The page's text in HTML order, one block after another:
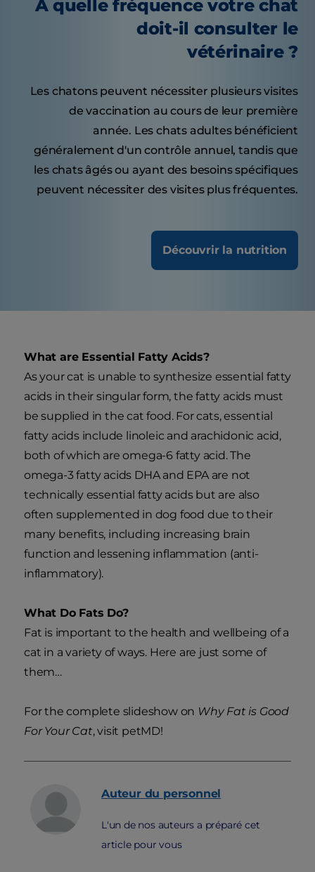
À quelle fréquence votre chat
doit-il consulter le
vétérinaire ?
Les chatons peuvent nécessiter plusieurs visites
de vaccination au cours de leur première
année. Les chats adultes bénéficient
généralement d'un contrôle annuel, tandis que
les chats âgés ou ayant des besoins spécifiques
peuvent nécessiter des visites plus fréquentes.
Découvrir la nutrition
What are Essential Fatty Acids?
As your cat is unable to synthesize essential fatty
acids in their singular form, the fatty acids must
be supplied in the cat food. For cats, essential
fatty acids include linoleic and arachidonic acid,
both of which are omega-6 fatty acid. The
omega-3 fatty acids DHA and EPA are not
technically essential fatty acids but are also
often supplemented in dog food due to their
many benefits, including increasing brain
function and lessening inflammation (anti-
inflammatory).
What Do Fats Do?
Fat is important to the health and wellbeing of a
cat in a variety of ways. Here are just some of
them…
For the complete slideshow on Why Fat is Good
For Your Cat, visit petMD!
Auteur du personnel
L'un de nos auteurs a préparé cet
article pour vous